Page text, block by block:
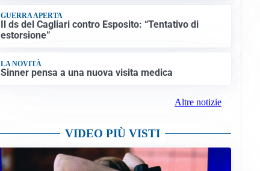
GUERRA APERTA
Il ds del Cagliari contro Esposito: “Tentativo di
estorsione”
LA NOVITÀ
Sinner pensa a una nuova visita medica
Altre notizie
VIDEO PIÙ VISTI